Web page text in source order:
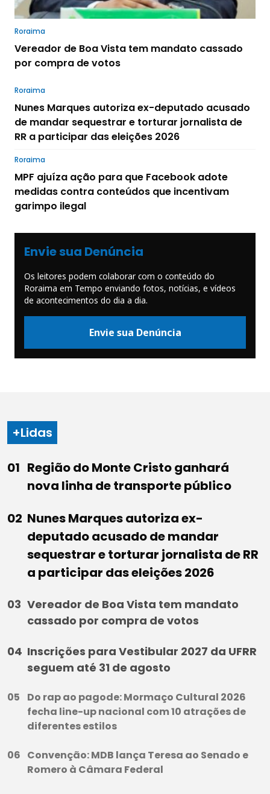
Roraima
Vereador de Boa Vista tem mandato cassado
por compra de votos
Roraima
Nunes Marques autoriza ex-deputado acusado
de mandar sequestrar e torturar jornalista de
RR a participar das eleições 2026
Roraima
MPF ajuíza ação para que Facebook adote
medidas contra conteúdos que incentivam
garimpo ilegal
Envie sua Denúncia
Os leitores podem colaborar com o conteúdo do
Roraima em Tempo enviando fotos, notícias, e vídeos
de acontecimentos do dia a dia.
Envie sua Denúncia
+Lidas
Região do Monte Cristo ganhará
nova linha de transporte público
Nunes Marques autoriza ex-
deputado acusado de mandar
sequestrar e torturar jornalista de RR
a participar das eleições 2026
Vereador de Boa Vista tem mandato
cassado por compra de votos
Inscrições para Vestibular 2027 da UFRR
seguem até 31 de agosto
Do rap ao pagode: Mormaço Cultural 2026
fecha line-up nacional com 10 atrações de
diferentes estilos
Convenção: MDB lança Teresa ao Senado e
Romero à Câmara Federal